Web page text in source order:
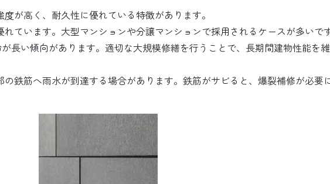
が高く、耐久性に優れている特徴があります。
ています。大型マンションや分譲マンションで採用されるケースが多いです
長い傾向があります。適切な大規模修繕を行うことで、長期間建物性能を
鉄筋へ雨水が到達する場合があります。鉄筋がサビると、爆裂補修が必要